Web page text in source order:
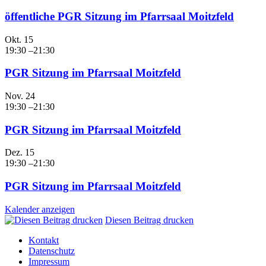
öffentliche PGR Sitzung im Pfarrsaal Moitzfeld
Okt. 15
19:30 –21:30
PGR Sitzung im Pfarrsaal Moitzfeld
Nov. 24
19:30 –21:30
PGR Sitzung im Pfarrsaal Moitzfeld
Dez. 15
19:30 –21:30
PGR Sitzung im Pfarrsaal Moitzfeld
Kalender anzeigen
Diesen Beitrag drucken
Kontakt
Datenschutz
Impressum